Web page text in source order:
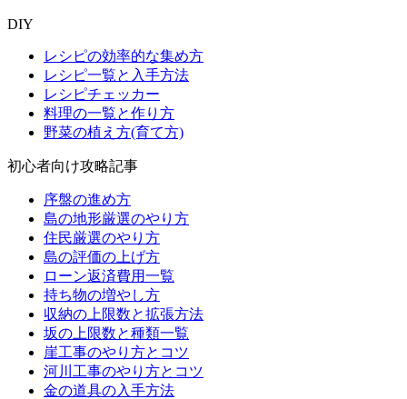
DIY
レシピの効率的な集め方
レシピ一覧と入手方法
レシピチェッカー
料理の一覧と作り方
野菜の植え方(育て方)
初心者向け攻略記事
序盤の進め方
島の地形厳選のやり方
住民厳選のやり方
島の評価の上げ方
ローン返済費用一覧
持ち物の増やし方
収納の上限数と拡張方法
坂の上限数と種類一覧
崖工事のやり方とコツ
河川工事のやり方とコツ
金の道具の入手方法